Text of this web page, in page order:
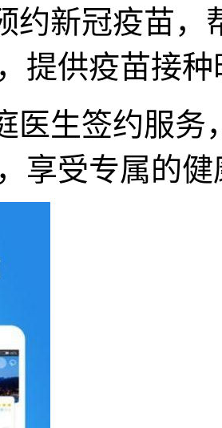
约新冠疫苗
提供疫苗接
医生签约服务
享受专属的